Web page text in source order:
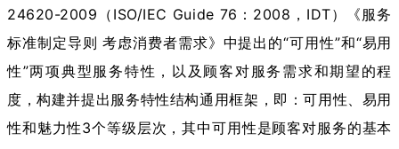
24620-2009（ISO/IEC Guide 76：2008，IDT）《服务
标准制定导则 考虑消费者需求》中提出的“可用性”和“易用
性”两项典型服务特性，以及顾客对服务需求和期望的程
度，构建并提出服务特性结构通用框架，即：可用性、易用
性和魅力性3个等级层次，其中可用性是顾客对服务的基本